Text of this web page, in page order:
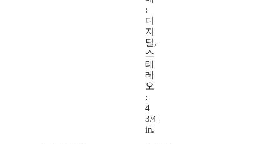
:
디
지
털,
스
테
레
오
;
4
3/4
in.